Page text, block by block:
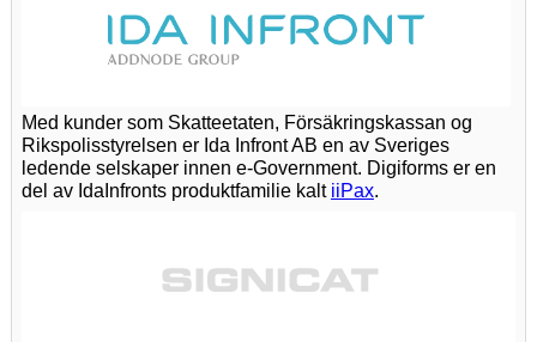
Med kunder som Skatteetaten, Försäkringskassan og
Rikspolisstyrelsen er Ida Infront AB en av Sveriges
ledende selskaper innen e-Government. Digiforms er en
del av IdaInfronts produktfamilie kalt iiPax.